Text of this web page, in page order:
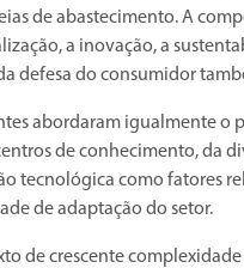
de abastecimento. A
a inovação, a
defesa do consumidor
abordaram igualmente o
de conhecimento, da
tecnológica como fatores
de adaptação do setor.
de crescente